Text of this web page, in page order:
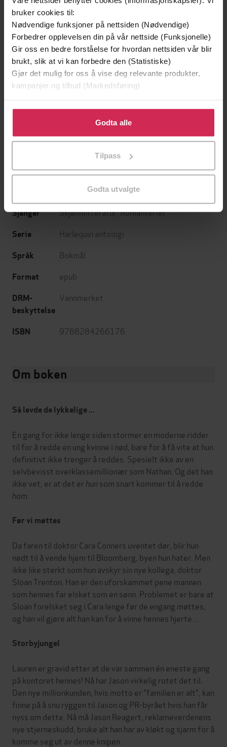
bruker cookies til:
Nødvendige funksjoner på nettsiden (Nødvendige)
Forbedrer opplevelsen din på vår nettside (Funksjonelle)
Gir oss en bedre forståelse for hvordan nettsiden vår blir
brukt, slik at vi kan forbedre den (Statistiske)
Gjør det mulig for oss å vise deg relevante produkter,
kampanjer og tilbud (Markedsføring)
Klikk på «Godta alle» for å gi oss ditt samtykke til å
bruke cookies for alle disse formålene. Du kan også
tilpasse ditt samtykke til spesifikke formål ved å klikke
Godta alle
Tilpass
Godta utvalgte
EBOK
Forfattere Nikki Logan(forfatter),Janice Lynn
(forfatter),Catherine Mann(forfatter),
Tina Beckett(forfatter),
(oversetter),Mona Berge
Utgitt 09.05.2025
sider
Sjanger Skjønnlitteratur,Romanserier
Serie Harlequin antologi
Språk Bokmål
Format epub
DRM-
beskyttelse
Vannmerket
ISBN 9788284266176
Om boken
Så levde de lykkelige ...
En gang for ikke lenge siden stormer en moderne ridder
til for å redde en ung kvinne i nød, bare for å få vite at hun
definitivt ikke trenger å reddes. Spesielt ikke av en
selvbevisst overklassemillionær som Nathan. Og det han
ikke vet, er at det erhun som snart kommer til å redde
ham
Før vi møttes
Da faren til doktor Cara Conners uventet dør, blir hun
nødt til å vende hjem til Bloomberg, byen hun hater. Men
ikke like sterkt som hun avskyr sin nye kollega, doktor
Sloan Trenton. Han er den uforskammet pene mannen
som hennes far elsket som en sønn. Problemet er bare at
Sloan forelsket seg i Cara lenge før de engang møttes,
og han vil gjøre alt han kan for å vinne hennes hjerte ...
Storbyjungel
Lauren er gravid etter at de var sammen én eneste gang
på kontoret hennes! Nå har Jason virkelig rotet det til.
Den nye millionkunden, hvis motto er "familien er alt", kan
finne på å snu ryggen til Jason og PR-byrået hvis han får
nyss om dette. Nå må Jason Reagert, reklameverdenens
nye stjerneskudd, bruke alt han har av kløkt og sjarm for å
komme seg ut av denne knipen.